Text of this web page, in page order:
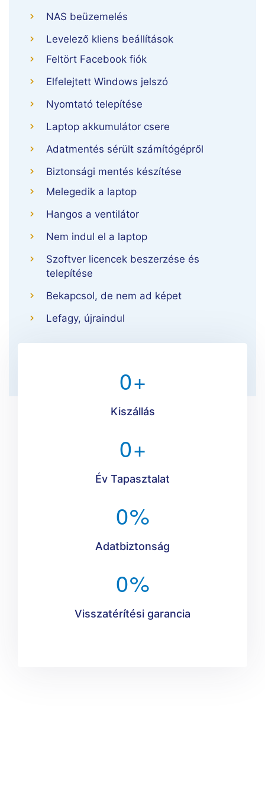
NAS beüzemelés
Levelező kliens beállítások
Feltört Facebook fiók
Elfelejtett Windows jelszó
Nyomtató telepítése
Laptop akkumulátor csere
Adatmentés sérült számítógépről
Biztonsági mentés készítése
Melegedik a laptop
Hangos a ventilátor
Nem indul el a laptop
Szoftver licencek beszerzése és
telepítése
Bekapcsol, de nem ad képet
Lefagy, újraindul
0+
Kiszállás
0+
Év Tapasztalat
0%
Adatbiztonság
0%
Visszatérítési garancia